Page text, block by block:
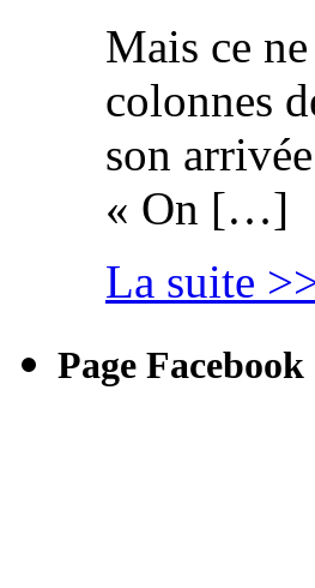
Mais ce
colonnes
son
« On […]
La suite
Page Facebook